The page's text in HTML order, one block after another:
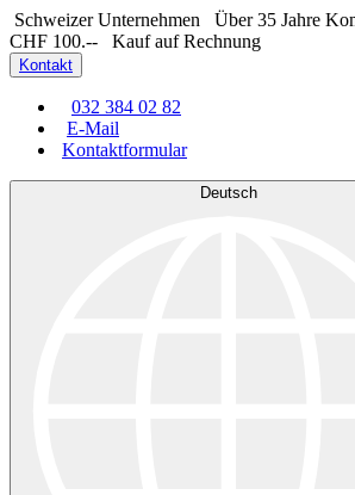
Schweizer Unternehmen Über 35 Jahre
CHF 100.--
Kauf auf Rechnung
Kontakt
032 384 02 82
E-Mail
Kontaktformular
Deutsch